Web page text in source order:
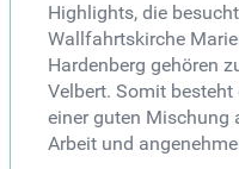
Highlights, die
Wallfahrtskirche
Hardenberg gehören
Velbert. Somit
einer guten Mischung
Arbeit und